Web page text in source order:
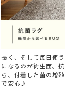
長く、そして毎日使う
になるのが衛生面。抗
ら、付着した菌の増殖
で安心♪